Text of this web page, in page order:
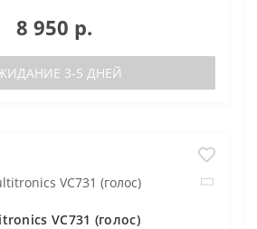
8 950 р.
3-5 ДНЕЙ
VC731 (голос)